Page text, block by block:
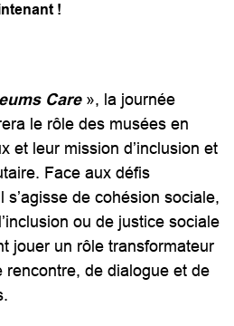
!
Care», la journée
le rôle des musées en
et leur mission d’inclusion et
Face aux défis
de cohésion sociale,
ou de justice sociale
jouer un rôle transformateur
rencontre, de dialogue et de